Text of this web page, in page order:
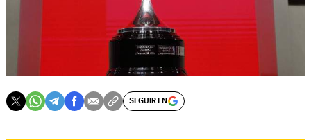
SEGUIR EN